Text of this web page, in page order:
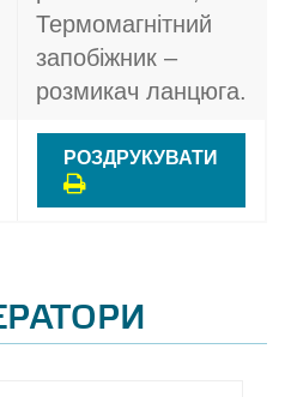
Термомагнітний
запобіжник –
розмикач ланцюга.
РОЗДРУКУВАТИ